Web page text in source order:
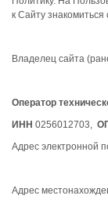
к Сайту знакомиться
Владелец сайта
Оператор
ИНН 0256012703,
Адрес электронной
Адрес